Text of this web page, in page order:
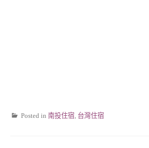
Posted in 南投住宿 台灣住宿